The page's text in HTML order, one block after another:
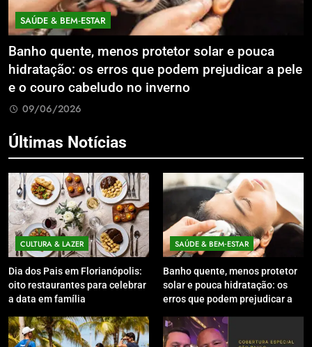
SAÚDE & BEM‑ESTAR
Banho quente, menos protetor solar e pouca
hidratação: os erros que podem prejudicar a pele
e o couro cabeludo no inverno
09/06/2026
Últimas Notícias
CULTURA & LAZER
Dia dos Pais em Florianópolis:
oito restaurantes para celebrar
a data em família
SAÚDE & BEM‑ESTAR
Banho quente, menos protetor
solar e pouca hidratação: os
erros que podem prejudicar a
inverno